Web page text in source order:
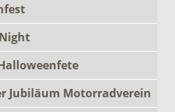
Jubiläum Motorradverein